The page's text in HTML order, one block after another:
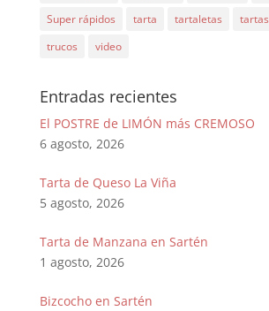
Super rápidos
tarta tartaletas tartas
trucos
video
Entradas recientes
El POSTRE de LIMÓN más CREMOSO
6 agosto, 2026
Tarta de Queso La Viña
5 agosto, 2026
Tarta de Manzana en Sartén
1 agosto, 2026
Bizcocho en Sartén